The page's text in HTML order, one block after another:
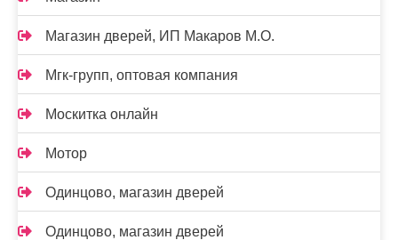
Магазин дверей, ИП Макаров М.О.
Мгк-групп, оптовая компания
Москитка онлайн
Мотор
Одинцово, магазин дверей
Одинцово, магазин дверей